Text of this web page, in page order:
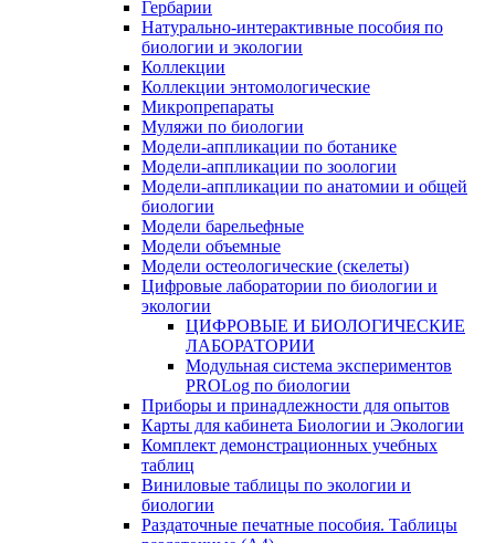
Гербарии
Натурально-интерактивные пособия по
биологии и экологии
Коллекции
Коллекции энтомологические
Микропрепараты
Муляжи по биологии
Модели-аппликации по ботанике
Модели-аппликации по зоологии
Модели-аппликации по анатомии и общей
биологии
Модели барельефные
Модели объемные
Модели остеологические (скелеты)
Цифровые лаборатории по биологии и
экологии
ЦИФРОВЫЕ И БИОЛОГИЧЕСКИЕ
ЛАБОРАТОРИИ
Модульная система экспериментов
PROLog по биологии
Приборы и принадлежности для опытов
Карты для кабинета Биологии и Экологии
Комплект демонстрационных учебных
таблиц
Виниловые таблицы по экологии и
биологии
Раздаточные печатные пособия. Таблицы